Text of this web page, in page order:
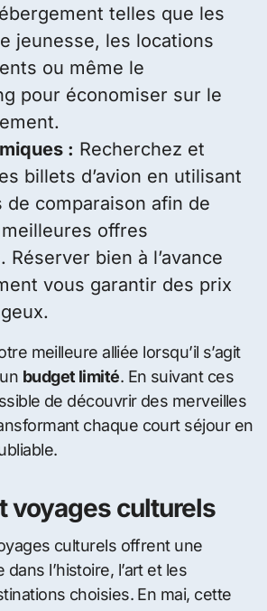
telles que les
jeunesse, les locations
ou même le
pour économiser sur le
: Recherchez et
billets d’avion en utilisant
de comparaison afin de
offres
Réserver bien à l’avance
vous garantir des prix
meilleure alliée lorsqu’il s’agit
budget limité. En suivant ces
de découvrir des merveilles
chaque court séjour en
voyages culturels
culturels offrent une
l’histoire, l’art et les
choisies. En mai, cette